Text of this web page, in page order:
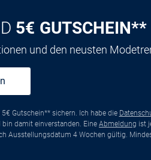
5€ GUTSCHEIN**
und den neusten
Gutschein** sichern. Ich habe die
damit einverstanden. Eine Abmeldung ist
Ausstellungsdatum 4 Wochen gültig.